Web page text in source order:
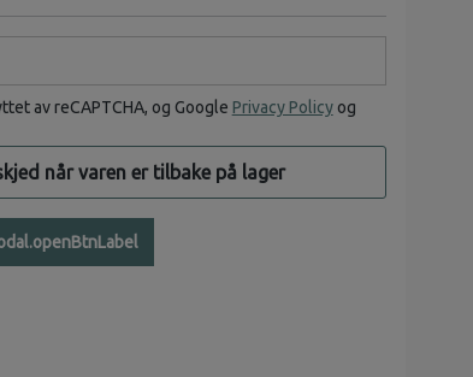
av reCAPTCHA, og Google Privacy Policyog
når varen er tilbake på lager